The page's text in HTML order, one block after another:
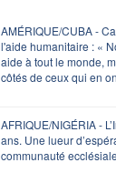
AMÉRIQUE/CUBA -
l'aide humanitaire : «
aide à tout le monde,
côtés de ceux qui en
AFRIQUE/NIGÉRIA -
ans. Une lueur
communauté ecclésiale